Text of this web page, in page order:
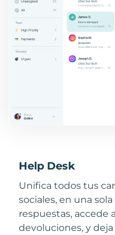
Help Desk
Unifica todos tus
sociales, en una
respuestas, accede
devoluciones, y